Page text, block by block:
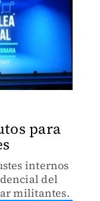
para
internos
del
militantes.